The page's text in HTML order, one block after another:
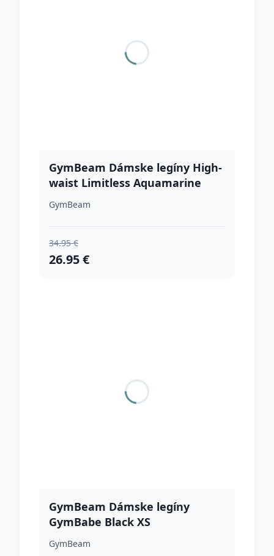
GymBeam Dámske legíny High-
waist Limitless Aquamarine
XXLXXL
GymBeam
34.95 €
26.95 €
GymBeam Dámske legíny
GymBabe Black XS
GymBeam